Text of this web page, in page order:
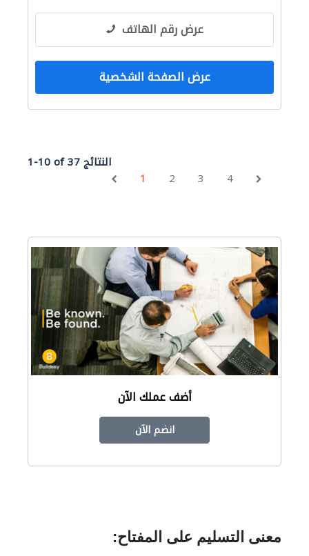
عرض رقم الهاتف
عرض الصفحة الشخصية
1-10 of 37 النتائج
1
2 3 4
أضف عملك الآن
انضم الآن
معنى التسليم على المفتاح: